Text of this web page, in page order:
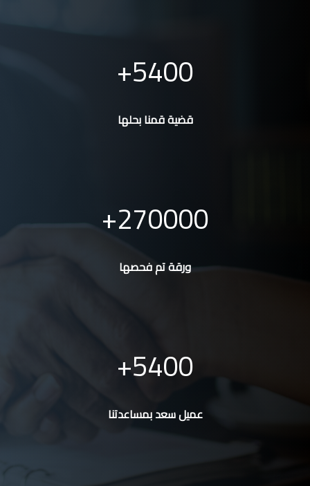
5400
قضية قمنا بحلها
270000
ورقة تم فحصها
5400
عميل سعد بمساعدتنا